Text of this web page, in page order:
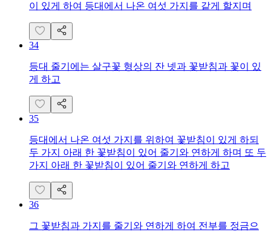
이 있게 하여 등대에서 나온 여섯 가지를 같게 할지며
34
등대 줄기에는 살구꽃 형상의 잔 넷과 꽃받침과 꽃이 있
게 하고
35
등대에서 나온 여섯 가지를 위하여 꽃받침이 있게 하되
두 가지 아래 한 꽃받침이 있어 줄기와 연하게 하며 또 두
가지 아래 한 꽃받침이 있어 줄기와 연하게 하고
36
그 꽃받침과 가지를 줄기와 연하게 하여 전부를 정금으